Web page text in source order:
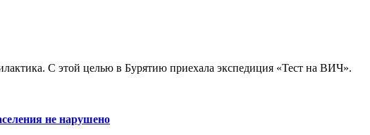
С этой целью в Бурятию приехала экспедиция «Тест на ВИЧ».
не нарушено